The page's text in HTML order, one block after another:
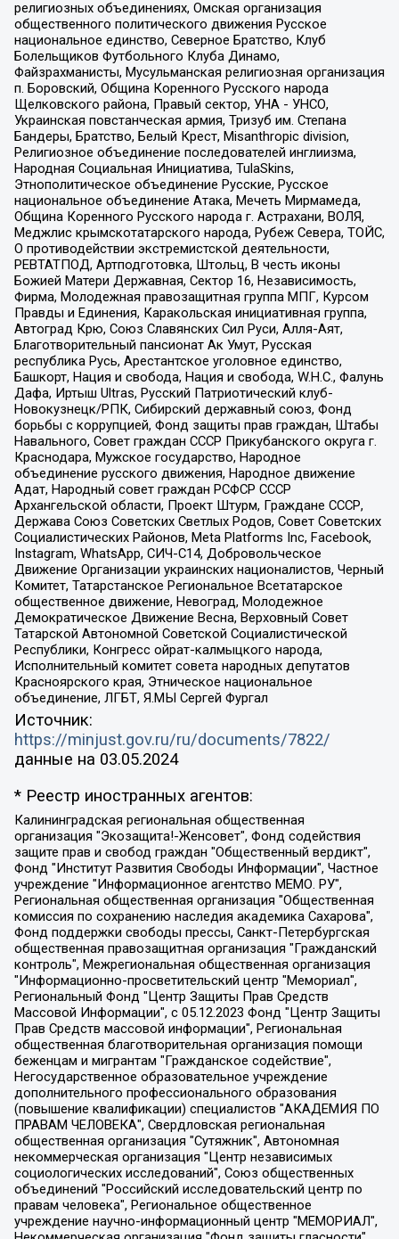
религиозных объединениях, Омская организация
общественного политического движения Русское
национальное единство, Северное Братство, Клуб
Болельщиков Футбольного Клуба Динамо,
Файзрахманисты, Мусульманская религиозная организация
п. Боровский, Община Коренного Русского народа
Щелковского района, Правый сектор, УНА - УНСО,
Украинская повстанческая армия, Тризуб им. Степана
Бандеры, Братство, Белый Крест, Misanthropic division,
Религиозное объединение последователей инглиизма,
Народная Социальная Инициатива, TulaSkins,
Этнополитическое объединение Русские, Русское
национальное объединение Атака, Мечеть Мирмамеда,
Община Коренного Русского народа г. Астрахани, ВОЛЯ,
Меджлис крымскотатарского народа, Рубеж Севера, ТОЙС,
О противодействии экстремистской деятельности,
РЕВТАТПОД, Артподготовка, Штольц, В честь иконы
Божией Матери Державная, Сектор 16, Независимость,
Фирма, Молодежная правозащитная группа МПГ, Курсом
Правды и Единения, Каракольская инициативная группа,
Автоград Крю, Союз Славянских Сил Руси, Алля-Аят,
Благотворительный пансионат Ак Умут, Русская
республика Русь, Арестантское уголовное единство,
Башкорт, Нация и свобода, Нация и свобода, W.H.С., Фалунь
Дафа, Иртыш Ultras, Русский Патриотический клуб-
Новокузнецк/РПК, Сибирский державный союз, Фонд
борьбы с коррупцией, Фонд защиты прав граждан, Штабы
Навального, Совет граждан СССР Прикубанского округа г.
Краснодара, Мужское государство, Народное
объединение русского движения, Народное движение
Адат, Народный совет граждан РСФСР СССР
Архангельской области, Проект Штурм, Граждане СССР,
Держава Союз Советских Светлых Родов, Совет Советских
Социалистических Районов, Meta Platforms Inc, Facebook,
Instagram, WhatsApp, СИЧ-С14, Добровольческое
Движение Организации украинских националистов, Черный
Комитет, Татарстанское Региональное Всетатарское
общественное движение, Невоград, Молодежное
Демократическое Движение Весна, Верховный Совет
Татарской Автономной Советской Социалистической
Республики, Конгресс ойрат-калмыцкого народа,
Исполнительный комитет совета народных депутатов
Красноярского края, Этническое национальное
объединение, ЛГБТ, Я.МЫ Сергей Фургал
Источник:
https://minjust.gov.ru/ru/documents/7822/
данные на 03.05.2024
* Реестр иностранных агентов:
Калининградская региональная общественная организация "Экозащита!-Женсовет", Фонд содействия защите прав и свобод граждан "Общественный вердикт", Фонд "Институт Развития Свободы Информации", Частное учреждение "Информационное агентство МЕМО. РУ", Региональная общественная организация "Общественная комиссия по сохранению наследия академика Сахарова", Фонд поддержки свободы прессы, Санкт-Петербургская общественная правозащитная организация "Гражданский контроль", Межрегиональная общественная организация "Информационно-просветительский центр "Мемориал", Региональный Фонд "Центр Защиты Прав Средств Массовой Информации", с 05.12.2023 Фонд "Центр Защиты Прав Средств массовой информации", Региональная общественная благотворительная организация помощи беженцам и мигрантам "Гражданское содействие", Негосударственное образовательное учреждение дополнительного профессионального образования (повышение квалификации) специалистов "АКАДЕМИЯ ПО ПРАВАМ ЧЕЛОВЕКА", Свердловская региональная общественная организация "Сутяжник", Автономная некоммерческая организация "Центр независимых социологических исследований", Союз общественных объединений "Российский исследовательский центр по правам человека", Региональное общественное учреждение научно-информационный центр "МЕМОРИАЛ", Некоммерческая организация "Фонд защиты гласности", Автономная некоммерческая организация "Институт прав человека", Городская общественная организация "Екатеринбургское общество "МЕМОРИАЛ", Городская общественная организация "Рязанское историко-просветительское и правозащитное общество "Мемориал" (Рязанский Мемориал), Челябинский региональный орган общественной самодеятельности – женское общественное объединение "Женщины Евразии", Челябинский региональный орган общественной самодеятельности "Уральская правозащитная группа", Фонд содействия защите здоровья и социальной справедливости имени Андрея Рылькова, Автономная Некоммерческая Организация "Аналитический Центр Юрия Левады", Автономная некоммерческая организация социальной поддержки населения "Проект Апрель", Региональная общественная организация помощи женщинам и детям, находящимся в кризисной ситуации "Информационно-методический центр "Анна", Фонд содействия развитию массовых коммуникаций и правовому просвещению "Так-так-Так", Фонд содействия устойчивому развитию "Серебряная тайга", Свердловский региональный общественный фонд социальных проектов "Новое время", "Idel.Реалии", Кавказ.Реалии, Крым.Реалии, Телеканал Настоящее Время, Татаро-башкирская служба Радио Свобода (Azatliq Radiosi), Радио Свободная Европа/Радио Свобода (PCE/PC), "Сибирь.Реалии", "Фактограф", Благотворительный фонд помощи осужденным и их семьям, Автономная некоммерческая организация "Институт глобализации и социальных движений", Фонд "В защиту прав заключенных", Частное учреждение "Центр поддержки и содействия развитию средств массовой информации", Пензенский региональный общественный благотворительный фонд "Гражданский союз", "Север.Реалии", Некоммерческая организация Фонд "Правовая инициатива", Общество с ограниченной ответственностью "Радио Свободная Европа/Радио Свобода", Чешское информационное агентство "MEDIUM-ORIENT", Красноярская региональная общественная организация "Мы против СПИДа", Камалягин Денис Николаевич, Маркелов Сергей Евгеньевич, Пономарев Лев Александрович, Савицкая Людмила Алексеевна, Автономная некоммерческая организация "Центр по работе с проблемой насилия "НАСИЛИЮ.НЕТ", Межрегиональный профессиональный союз работников здравоохранения "Альянс врачей", Юридическое лицо, зарегистрированное в Латвийской Республике, SIA "Medusa Project" (регистрационный номер 40103797863, дата регистрации 10.06.2014), Некоммерческая организация "Фонд по борьбе с коррупцией", Автономная некоммерческая организация "Институт права и публичной политики", Баданин Роман Сергеевич, Гликин Максим Александрович, Железнова Мария Михайловна, Лукьянова Юлия Сергеевна, Маетная Елизавета Витальевна, Маняхин Петр Борисович, Чуракова Ольга Владимировна, Ярош Юлия Петровна, Юридическое лицо "The Insider SIA", зарегистрированное в Риге, Латвийская Республика (дата регистрации 26.06.2015), являющееся администратором доменного имени интернет-издания "The Insider SIA", https://theins.ru, Постернак Алексей Евгеньевич, Рубин Михаил Аркадьевич, Анин Роман Александрович, Юридическое лицо Istories fonds, зарегистрированное в Латвийской Республике (регистрационный номер 50008295751, дата регистрации 24.02.2020), Великовский Дмитрий Александрович, Долинина Ирина Николаевна, Мароховская Алеся Алексеевна, Шлейнов Роман Юрьевич, Шмагун Олеся Валентиновна, Общество с ограниченной ответственностью "Альтаир 2021", Общество с ограниченной ответственностью "Вега 2021", Общество с ограниченной ответственностью "Главный редактор 2021", Общество с ограниченной ответственностью "Ромашки монолит", Важенков Артем Валерьевич, Ивановская областная общественная организация "Центр гендерных исследований", Гурман Юрий Альбертович, Медиапроект "ОВД-Инфо", Егоров Владимир Владимирович, Жилинский Владимир Александрович, Общество с ограниченной ответственностью "ЗП", Иванова София Юрьевна, Карезина Инна Павловна, Кильтау Екатерина Викторовна, Петров Алексей Викторович, Пискунов Сергей Евгеньевич, Смирнов Сергей Сергеевич, Тихонов Михаил Сергеевич, Общество с ограниченной ответственностью "ЖУРНАЛИСТ-ИНОСТРАННЫЙ АГЕНТ", Арапова Галина Юрьевна, Вольтская Татьяна Анатольевна, Американская компания "Mason G.E.S. Anonymous Foundation" (США), являющаяся владельцем интернет-издания https://mnews.world/, Компания "Stichting Bellingcat", зарегистрированная в Нидерландах (дата регистрации 11.07.2018), Захаров Андрей Вячеславович, Клепиковская Екатерина Дмитриевна, Общество с ограниченной ответственностью "МЕМО", Перл Роман Александрович, Симонов Евгений Алексеевич, Соловьева Елена Анатольевна, Сотников Даниил Владимирович, Сурначева Елизавета Дмитриевна, Автономная некоммерческая организация по защите прав человека и информированию населения "Якутия – Наше Мнение", Общество с ограниченной ответственностью "Москоу диджитал медиа", с 26.01.2023 Общество с ограниченной ответственностью "Чайка Белые сады", Ветошкина Валерия Валерьевна, Заговора Максим Александрович, Межрегиональное общественное движение "Российская ЛГБТ - сеть", Оленичев Максим Владимирович, Павлов Иван Юрьевич, Скворцова Елена Сергеевна, Общество с ограниченной ответственностью "Как бы инагент", Кочетков Игорь Викторович, Общество с ограниченной ответственностью "Честные выборы", Еланчик Олег Александрович, Общество с ограниченной ответственностью "Нобелевский призыв", Гималова Регина Эмилевна, Григорьев Андрей Валерьевич, Григорьева Алина Александровна, Ассоциация по содействию защите прав призывников, альтернативнослужащих и военнослужащих "Правозащитная группа "Гражданин.Армия.Право", Хисамова Регина Фаритовна, Автономная некоммерческая организация по реализации социально-правовых программ "Лилит", Дальневосточное общественное движение "Маяк", Санкт-Петербургская ЛГБТ-инициативная группа "Выход", Инициативная группа ЛГБТ+ "Реверс", Алексеев Андрей Викторович, Бекбулатова Таисия Львовна, Беляев Иван Михайлович, Владыкина Елена Сергеевна, Гельман Марат Александрович, Никульшина Вероника Юрьевна, Толоконникова Надежда Андреевна, Шендерович Виктор Анатольевич, Общество с ограниченной ответственностью "Данное сообщение", Общество с ограниченной ответственностью Издательский дом "Новая глава", Айнбиндер Александра Александровна, Московский комьюнити-центр для ЛГБТ+инициатив, Благотворительный фонд развития филантропии, Deutsche Welle (Германия, Kurt-Schumacher-Strasse 3, 53113 Bonn), Борзунова Мария Михайловна, Воробьев Виктор Викторович, Голубева Анна Львовна, Константинова Алла Михайловна, Малкова Ирина Владимировна, Мурадов Мурад Абдулгалимович, Осетинская Елизавета Николаевна, Понасенков Евгений Николаевич, Ганапольский Матвей Юрьевич, Киселев Евгений Алексеевич, Борухович Ирина Григорьевна, Дремин Иван Тимофеевич, Дубровский Дмитрий Викторович, Красноярская региональная общественная организация поддержки и развития альтернативных образовательных технологий и межкультурных коммуникаций "ИНТЕРРА", Маяковская Екатерина Алексеевна, Фейгин Марк Захарович, Филимонов Андрей Викторович, Дзугкоева Регина Николаевна, Доброхотов Роман Александрович, Дудь Юрий Александрович, Елкин Сергей Владимирович, Кругликов Кирилл Игоревич, Сабунаева Мария Леонидовна, Семенов Алексей Владимирович, Шаинян Карен Багратович, Шульман Екатерина Михайловна, Асафьев Артур Валерьевич, Вахштайн Виктор Семенович, Венедиктов Алексей Алексеевич, Лушникова Екатерина Евгеньевна, Волков Леонид Михайлович, Невзоров Александр Глебович, Пархоменко Сергей Борисович, Сироткин Ярослав Николаевич, Кара-Мурза Владимир Владимирович, Баранова Наталья Владимировна, Гозман Леонид Яковлевич, Кагарлицкий Борис Юльевич, Климарев Михаил Валерьевич, Милов Владимир Станиславович, Автономная некоммерческая организация Краснодарский центр современного искусства "Типография", Моргенштерн Алишер Тагирович, Соболь Любовь Эдуардовна, Общество с ограниченной ответственностью "ЛИЗА НОРМ", Каспаров Гарри Кимович, Ходорковский Михаил Борисович, Общество с ограниченной ответственностью "Апрельские тезисы", Данилович Ирина Брониславовна, Кашин Олег Владимирович, Петров Николай Владимирович, Пивоваров Алексей Владимирович, Соколов Михаил Владимирович, Цветкова Юлия Владимировна, Чичваркин Евгений Александрович, Комитет против пыток/Команда против пыток, Общество с ограниченной ответственностью "Первый научный", Общество с ограниченной ответственностью "Вертолет и ко", Белоцерковская Вероника Борисовна, Кац Максим Евгеньевич, Лазарева Татьяна Юрьевна, Шаведдинов Руслан Табризович, Яшин Илья Валерьевич, Общество с ограниченной ответственностью "Иноагент ААВ", Алешковский Дмитрий Петрович, Альбац Евгения Марковна, Быков Дмитрий Львович, Галямина Юлия Евгеньевна, Лойко Сергей Леонидович, Мартынов Кирилл Константинович, Медведев Сергей Александрович, Крашенинников Федор Геннадиевич, Гордеева Катерина Вл